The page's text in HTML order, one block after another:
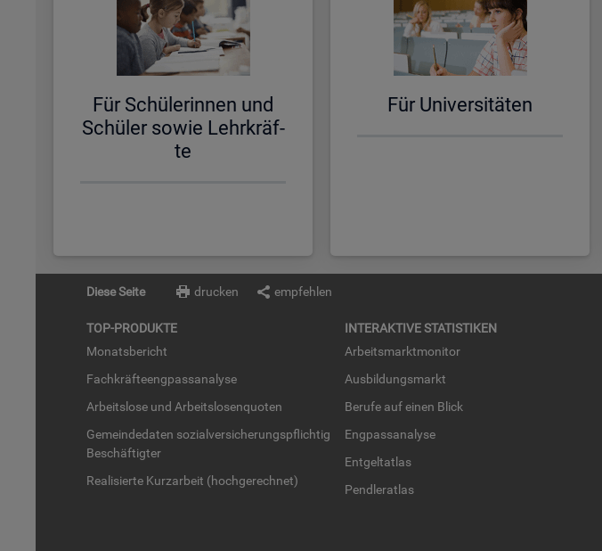
Für Schü­le­rin­nen und
Schü­ler sowie Lehr­kräf­
te
Für Uni­ver­si­tä­ten
Diese Seite drucken empfehlen
TOP-PRO­DUK­TE
Mo­nats­be­richt
Fach­kräf­te­eng­pass­ana­ly­se
Ar­beits­lo­se und Ar­beits­lo­sen­quo­ten
Ge­mein­de­da­ten so­zi­al­ver­si­che­rungs­pflich­tig
Be­schäf­tig­ter
Rea­li­sier­te Kurz­ar­beit (hoch­ge­rech­net)
IN­TER­AK­TI­VE STA­TIS­TI­KEN
Ar­beits­markt­mo­ni­tor
Aus­bil­dungs­markt
Be­ru­fe auf einen Blick
Eng­pass­ana­ly­se
Ent­gel­t­at­las
Pend­ler­at­las